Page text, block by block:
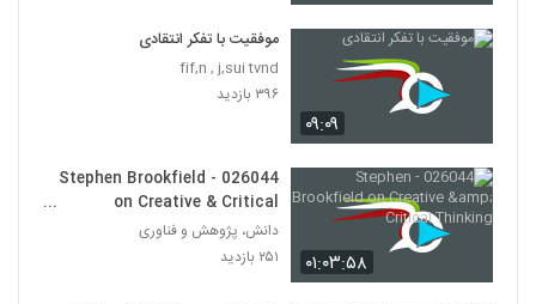
028131 - نظریه شبکه (Network Theory)
122
028132 - نظریه شبکه (Network Theory)
028133 - نظریه شبکه (Network Theory)
۶۲۷ بازدید
۰۹:۰۹
موفقیت با تفکر انتقادی
fif,n , j,sui tvnd
۳۹۶ بازدید
۰۱:۰۳:۵۸
026044 - Stephen Brookfield
on Creative & Critical
Thinking
دانش، پژوهش و فناوری
۲۵۱ بازدید